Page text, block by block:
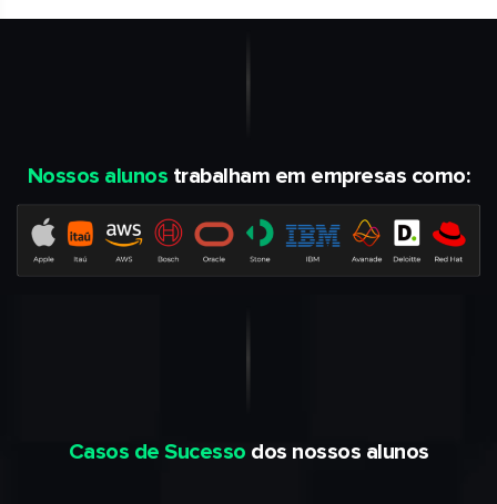
Nossos alunos trabalham em empresas como:
Casos de Sucesso dos nossos alunos